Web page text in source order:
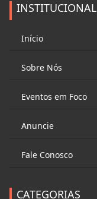
INSTITUCIONAL
Início
Sobre Nós
Eventos em Foco
Anuncie
Fale Conosco
CATEGORIAS